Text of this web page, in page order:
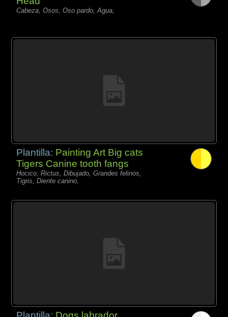
Cabeza, Osos, Oso pardo, Agua,
Plantilla: Painting Art Big cats
Tigers Canine tooth fangs
Hocico, Rictus, Dibujado, Grandes felinos,
Tigris, Diente canino,